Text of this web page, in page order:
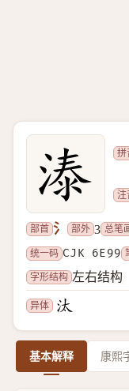
拼
部首 氵 部外 3 总笔
统一码 CJK 6E99
字形结构 左右结构
异体
基本解释 康熙